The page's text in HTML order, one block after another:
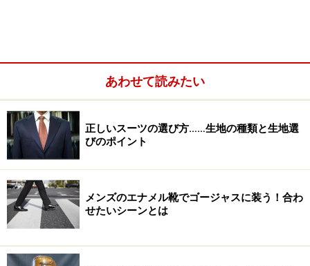
シャツやパンツは比較的手に取りやすい価格設定になっ
ていました。ブランドのお披露目となる展示会にお邪魔
して、木下さんが考えるスタイリングへのこだわりや、
ブランドへの想いを直接じっくり聞いてきました！
あわせて読みたい
正しいスーツの選び方……生地の種類と生地選
びのポイント
メンズのエナメル靴でゴージャスに装う！合わ
せたいシーンとは